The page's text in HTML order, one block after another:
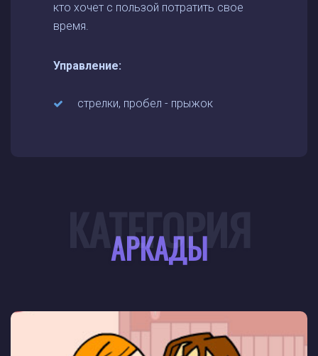
кто хочет с пользой потратить свое
время.
Управление:
стрелки, пробел - прыжок
АРКАДЫ
КАТЕГОРИЯ